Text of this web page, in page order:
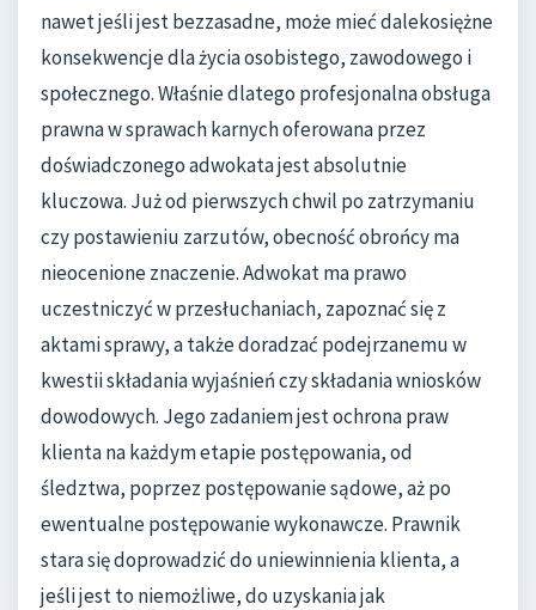
nawet jeśli jest bezzasadne, może mieć dalekosiężne
konsekwencje dla życia osobistego, zawodowego i
społecznego. Właśnie dlatego profesjonalna obsługa
prawna w sprawach karnych oferowana przez
doświadczonego adwokata jest absolutnie
kluczowa. Już od pierwszych chwil po zatrzymaniu
czy postawieniu zarzutów, obecność obrońcy ma
nieocenione znaczenie. Adwokat ma prawo
uczestniczyć w przesłuchaniach, zapoznać się z
aktami sprawy, a także doradzać podejrzanemu w
kwestii składania wyjaśnień czy składania wniosków
dowodowych. Jego zadaniem jest ochrona praw
klienta na każdym etapie postępowania, od
śledztwa, poprzez postępowanie sądowe, aż po
ewentualne postępowanie wykonawcze. Prawnik
stara się doprowadzić do uniewinnienia klienta, a
jeśli jest to niemożliwe, do uzyskania jak